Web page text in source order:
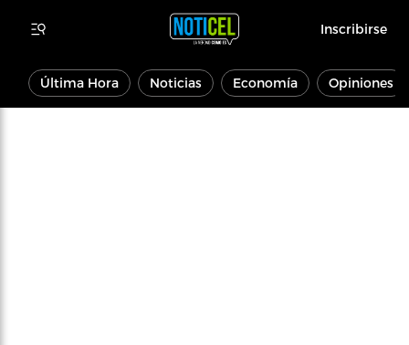
Inscribirse
Última Hora Noticias Economía Opiniones